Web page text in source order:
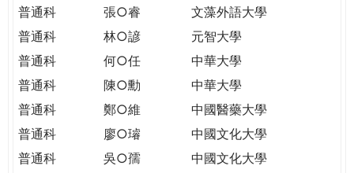
普通科
張○睿
文藻外語大學
普通科
林○諺
元智大學
普通科
何○任
中華大學
普通科
陳○勳
中華大學
普通科
鄭○維
中國醫藥大學
普通科
廖○璿
中國文化大學
普通科
吳○孺
中國文化大學